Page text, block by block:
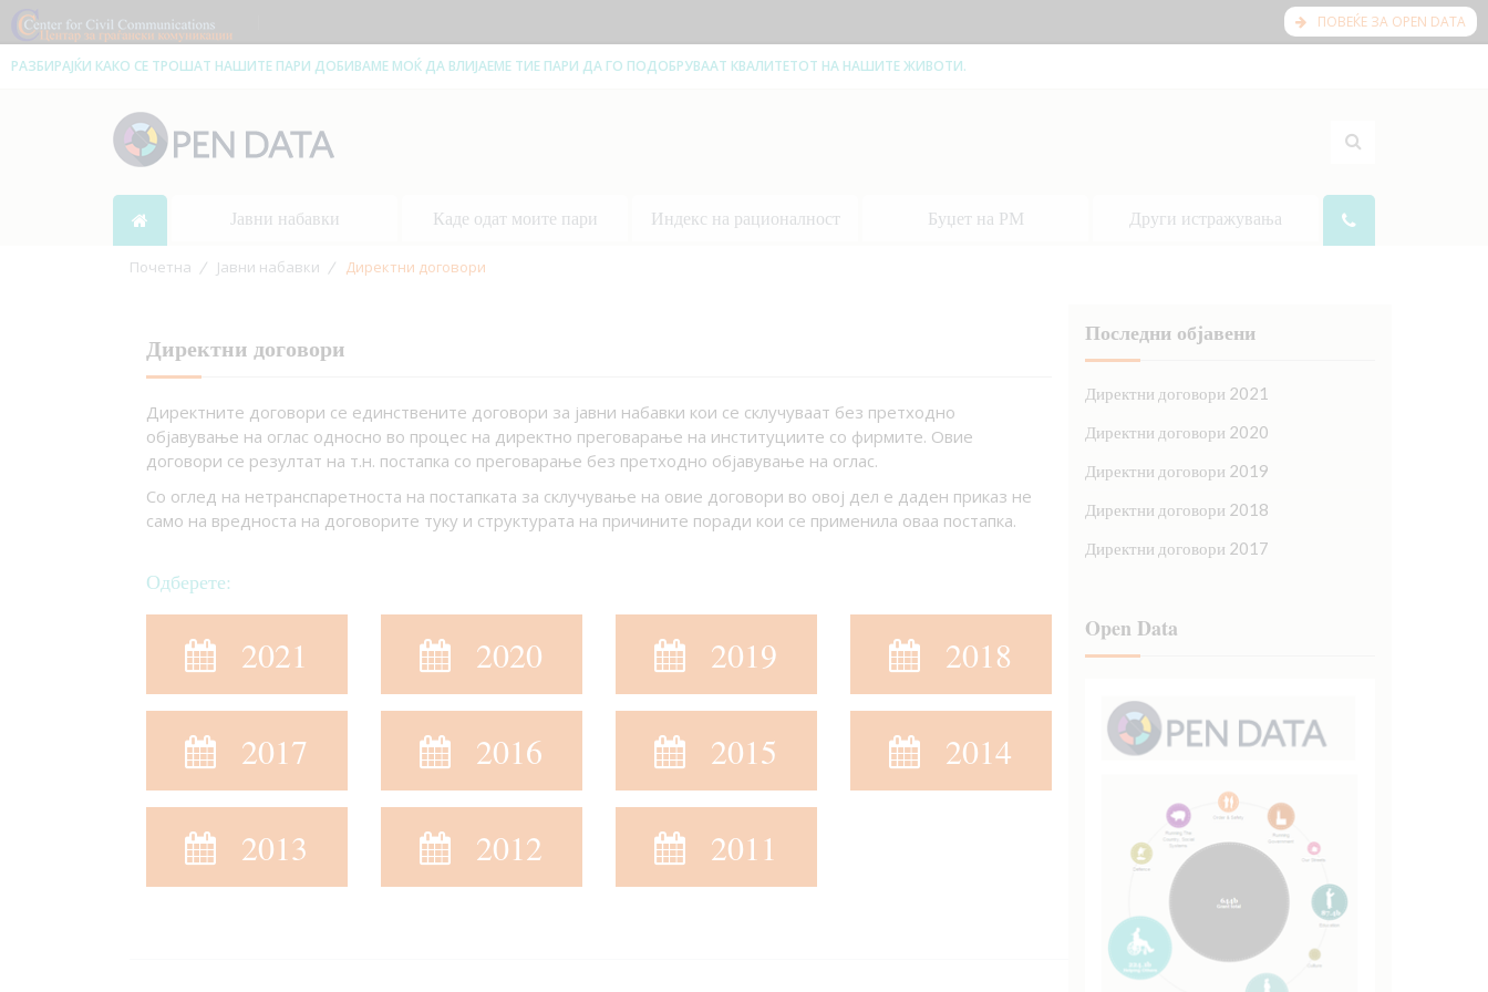
РАЗБИРАЈЌИ КАКО СЕ ТРОШАТ НАШИТЕ ПАРИ ДОБИВАМЕ МОЌ ДА ВЛИЈАЕМЕ ТИЕ ПАРИ ДА ГО ПОДОБРУВААТ КВАЛИТЕТОТ НА НАШИТЕ ЖИВОТИ.
ПОВЕЌЕ ЗА OPEN DATA
Јавни набавки Каде одат моите пари Индекс на рационалност Буџет на РМ Други истражувања
Почетна Јавни набавки Директни договори
Директни договори
Директните договори се единствените договори за јавни набавки кои се склучуваат без претходно
објавување на оглас односно во процес на директно преговарање на институциите со фирмите. Овие
договори се резултат на т.н. постапка со преговарање без претходно објавување на оглас.
Со оглед на нетранспаретноста на постапката за склучување на овие договори во овој дел е даден приказ не
само на вредноста на договорите туку и структурата на причините поради кои се применила оваа постапка.
Одберете:
2021 2020 2019 2018
2017 2016 2015 2014
2013 2012 2011
Последни објавени
Директни договори 2021
Директни договори 2020
Директни договори 2019
Директни договори 2018
Директни договори 2017
Open Data